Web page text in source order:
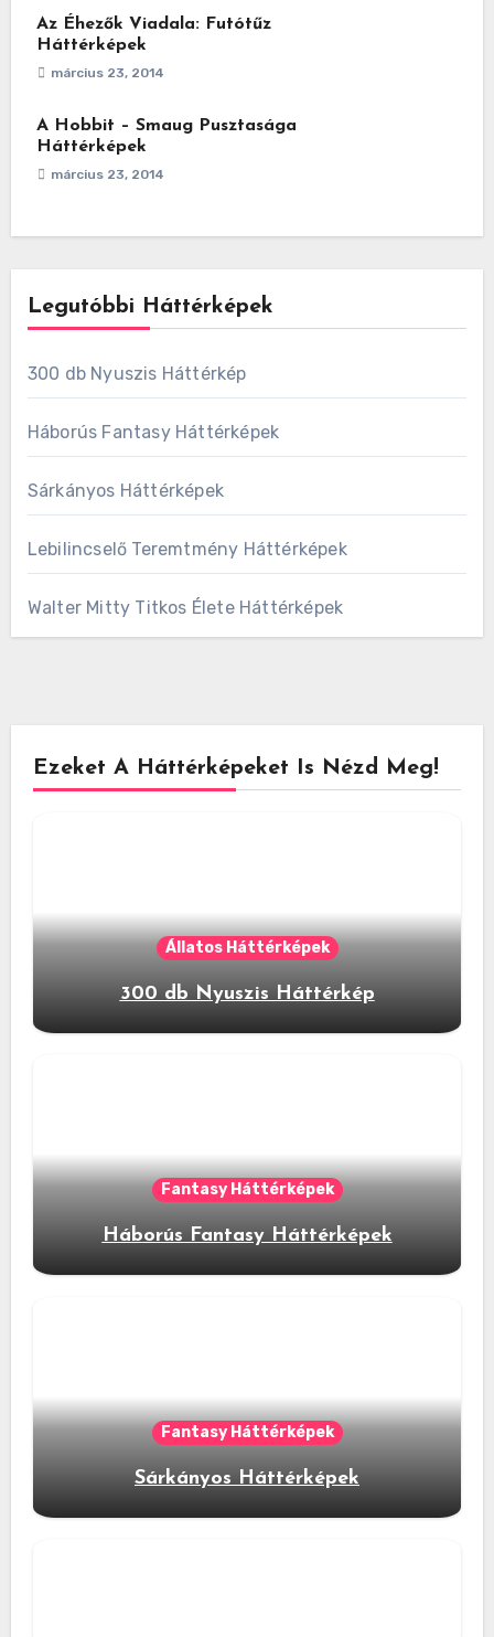
Az Éhezők Viadala: Futótűz
Háttérképek
március 23, 2014
A Hobbit – Smaug Pusztasága
Háttérképek
március 23, 2014
Legutóbbi Háttérképek
300 db Nyuszis Háttérkép
Háborús Fantasy Háttérképek
Sárkányos Háttérképek
Lebilincselő Teremtmény Háttérképek
Walter Mitty Titkos Élete Háttérképek
Ezeket A Háttérképeket Is Nézd Meg!
Állatos Háttérképek
300 db Nyuszis Háttérkép
Fantasy Háttérképek
Háborús Fantasy Háttérképek
Fantasy Háttérképek
Sárkányos Háttérképek